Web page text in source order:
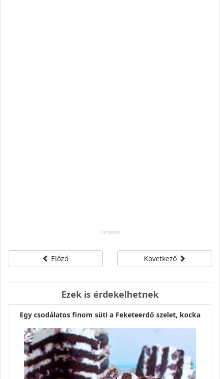
Előző Következő
Ezek is érdekelhetnek
Egy csodálatos finom süti a Feketeerdő szelet, kocka